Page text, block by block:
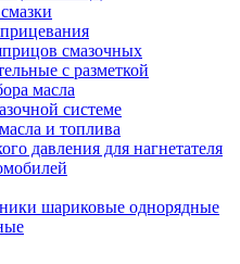
смазочных
с разметкой
масла
системе
и топлива
давления для нагнетателя
шариковые однорядные